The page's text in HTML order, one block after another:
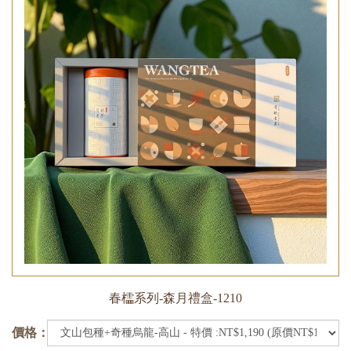
春櫺系列-森月禮盒-1210
價格：